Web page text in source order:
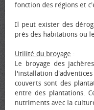
fonction des régions et
Il peut exister des
près des habitations ou
Utilité du broyage :
Le broyage des
l'installation
couverts sont des
entre des plantations.
nutriments avec la